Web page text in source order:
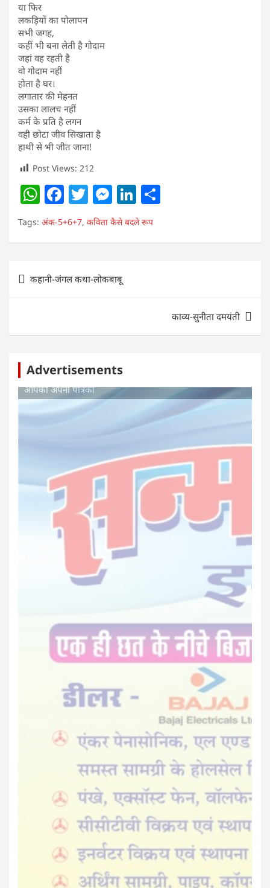
या फिर
लकड़ियों का पोलापन
सभी जगह,
कहीं भी बना लेती है गोदाम
जहां वह रहती है
वो गोदाम नहीं
होता है घर।
लगातार की मेहनत
उसका लालच नहीं
कर्म के प्रति है लगन
वही छोटा जीव सिखाता है
हाथी से भी जीत जाना!
Post Views: 212
W
h
at
s
A
p
F
a
c
e
b
o
k
T
w
itt
er
M
e
ss
e
n
g
Li
n
k
e
n
e
Tags: अंक-5+6+7, कविता कैसे बदले रूप
Post
navigation
कहानी-जंगल कथा-लोकबाबू
काव्य-सुनीता दमयंती
Advertisements
बस्तर पाति
आपकी अपनी पत्रिका